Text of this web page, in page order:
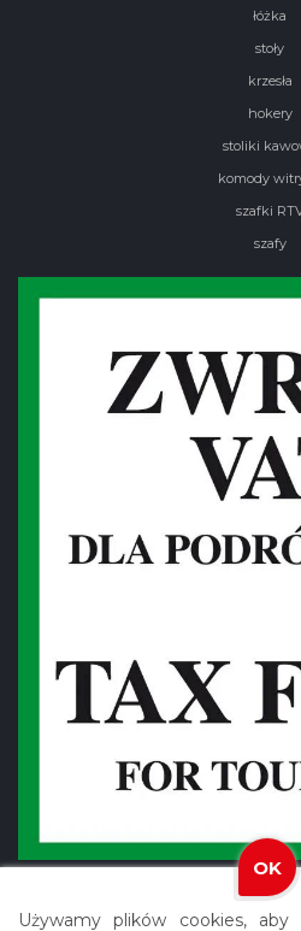
łóżka
stoły
krzesła
hokery
stoliki
komody
szafki
szafy
Używamy plików cookies,
OK